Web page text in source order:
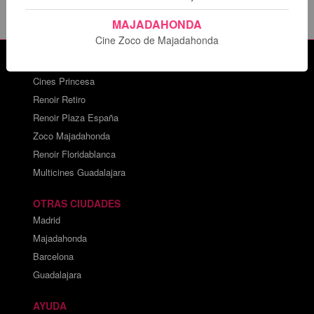
Cines Princesa
Renoir Retiro
Renoir Plaza España
Zoco Majadahonda
Renoir Floridablanca
Multicines Guadalajara
OTRAS CIUDADES
Madrid
Majadahonda
Barcelona
Guadalajara
AYUDA
MAJADAHONDA
Cine Zoco de Majadahonda